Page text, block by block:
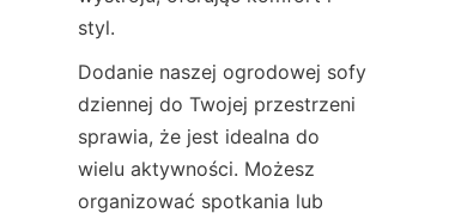
styl.
Dodanie naszej ogrodowej sofy
dziennej do Twojej przestrzeni
sprawia, że jest idealna do
wielu aktywności. Możesz
organizować spotkania lub